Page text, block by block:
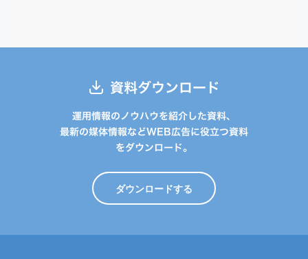
資料ダウンロード
運用情報のノウハウを紹介した資料、
最新の媒体情報などWEB広告に役立つ資料
をダウンロード。
ダウンロードする